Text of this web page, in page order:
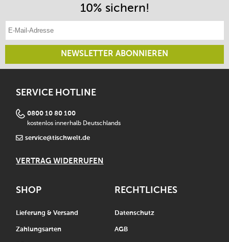
10% sichern!
E-Mail-Adresse eintragen
NEWSLETTER ABONNIEREN
SERVICE HOTLINE
0800 10 80 100
kostenlos innerhalb Deutschlands
service@tischwelt.de
VERTRAG WIDERRUFEN
SHOP
Lieferung & Versand
Zahlungsarten
RECHTLICHES
Datenschutz
AGB